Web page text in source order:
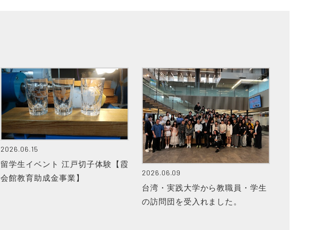
2026.06.15
留学生イベント 江戸切子体験【霞
会館教育助成金事業】
2026.06.09
台湾・実践大学から教職員・学生
の訪問団を受入れました。